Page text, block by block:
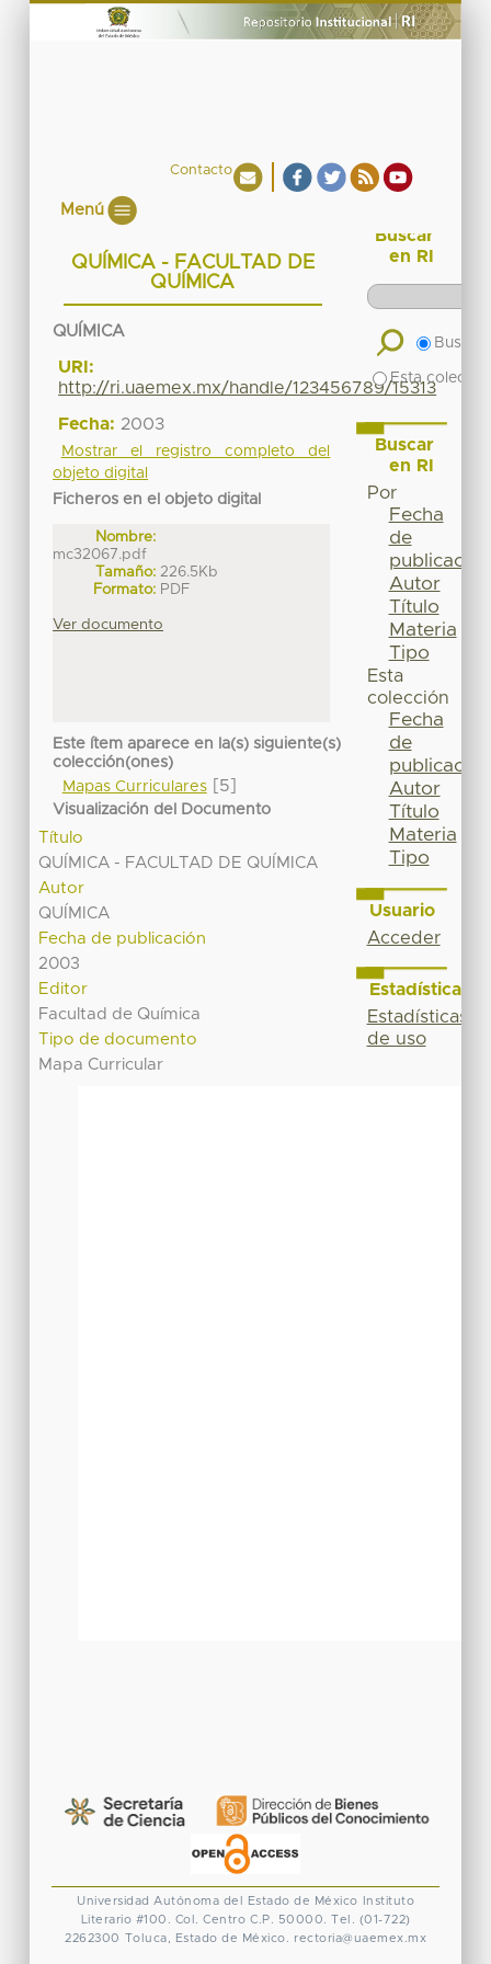
Contacto
Menú
QUÍMICA - FACULTAD DE
QUÍMICA
QUÍMICA
URI:
http://ri.uaemex.mx/handle/123456789/15313
Fecha: 2003
Mostrar el registro completo del
objeto digital
Ficheros en el objeto digital
Nombre:
mc32067.pdf
Tamaño: 226.5Kb
Formato: PDF
Ver documento
Este ítem aparece en la(s) siguiente(s)
colección(ones)
Mapas Curriculares[5]
Visualización del Documento
Título
QUÍMICA - FACULTAD DE QUÍMICA
Autor
QUÍMICA
Fecha de publicación
2003
Editor
Facultad de Química
Tipo de documento
Mapa Curricular
Buscar
en RI
Buscar
Esta
Buscar
en RI
Por
Fecha
de
publicación
Autor
Título
Materia
Tipo
Esta
colección
Fecha
de
publicación
Autor
Título
Materia
Tipo
Usuario
Acceder
Estadísticas
Estadísticas
de uso
Universidad Autónoma del Estado de México
Instituto
Literario #100. Col. Centro C.P. 50000. Tel. (01-722)
2262300 Toluca, Estado de México. rectoria@uaemex.mx